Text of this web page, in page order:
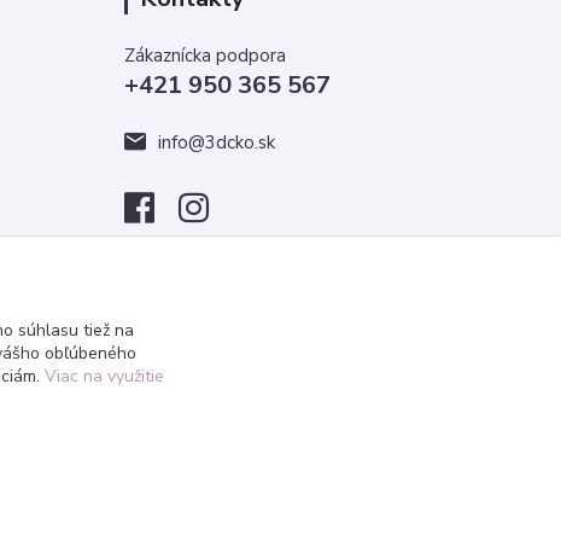
Zákaznícka podpora
+421 950 365 567
info@3dcko.sk
súhlasu tiež na
obľúbeného
Viac na využitie